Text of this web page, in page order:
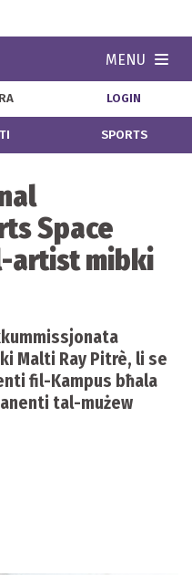
MENU
LOGIN
SPORTS
Space
artist mibki
Malti Ray Pitrè, li se
fil-Kampus bħala
tal-mużew